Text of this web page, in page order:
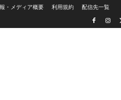
・メディア概要 利用規約 配信先一覧